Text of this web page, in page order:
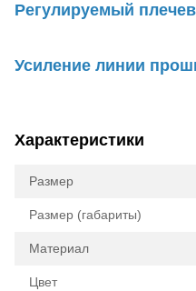
Регулируемый
Усиление линии
Характеристики
Размер
Размер (габариты)
Материал
Цвет